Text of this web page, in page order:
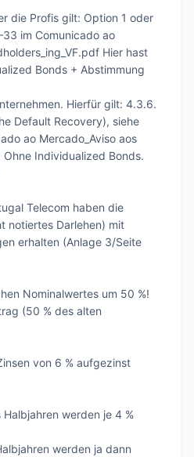
im Comunicado ao
Hier hast
Bonds + Abstimmung
Default Recovery), siehe
ao Mercado_Aviso aos
Ohne Individualized Bonds.
Telecom haben die
notiertes Darlehen) mit
erhalten (Anlage 3/Seite
Nominalwertes um 50 %!
(50 % des alten
von 6 % aufgezinst
werden je 4 %
werden ja dann